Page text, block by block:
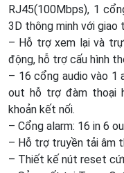
RJ45(100Mbps), 1
3D thông minh với giao
– Hỗ trợ xem lại và
động, hỗ trợ cấu hình
– 16 cổng audio vào 1
out hỗ trợ đàm thoại
khoản kết nối.
– Cổng alarm: 16 in 6
– Hỗ trợ truyền tải âm
– Thiết kế nút reset